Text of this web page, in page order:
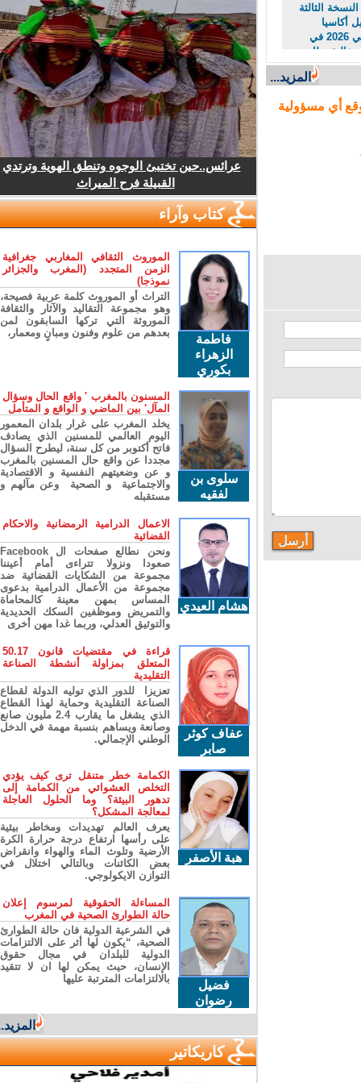
الثالثة
امسيصي 2026 في
بطابع
المزيد...
أي مسؤولية
عرائس..حين تختبئ الوجوه وتنطق الهوية وترتدي
القبيلة فرح الميراث
كتاب وآراء
فاطمة
الزهراء
بكوري
الموروث الثقافي المغاربي جغرافية
الزمن المتجدد (المغرب والجزائر
نموذجا)
التراث أو الموروث كلمة عربية فصيحة،
وهو مجموعة التقاليد والآثار والثقافة
الموروثة التي تركها السابقون لمن
بعدهم من علوم وفنون ومبانٍ ومعمار،
سلوى بن
لفقيه
المسنون بالمغرب ' واقع الحال وسؤال
المآل' بين الماضي و الواقع و المتأمل
يخلد المغرب على غرار بلدان المعمور
اليوم العالمي للمسنين الذي يصادف
فاتح أكتوبر من كل سنة، ليطرح السؤال
مجددا عن واقع حال المسنين بالمغرب
و عن وضعيتهم النفسية و الاقتصادية
والاجتماعية و الصحية وعن مآلهم و
مستقبله
هشام العيدي
الاعمال الدرامية الرمضانية والاحكام
القضائية
ونحن نطالع صفحات ال Facebook
صعودا ونزولا تتراءى أمام أعيننا
مجموعة من الشكايات القضائية ضد
مجموعة من الأعمال الدرامية بدعوى
المساس بمهن معينة كالمحاماة
والتمريض وموظفين السكك الحديدية
والتوثيق العدلي، وربما غدا مهن أخرى
عفاف كوثر
صابر
قراءة في مقتضيات قانون 50.17
المتعلق بمزاولة أنشطة الصناعة
التقليدية
تعزيزا للدور الذي توليه الدولة لقطاع
الصناعة التقليدية وحماية لهذا القطاع
الذي يشغل ما يقارب 2.4 مليون صانع
وصانعة ويساهم بنسبة مهمة في الدخل
الوطني الإجمالي.
هبة الأصفر
الكمامة خطر متنقل ترى كيف يؤدي
التخلص العشوائي من الكمامة إلى
تدهور البيئة؟ وما الحلول العاجلة
لمعالجة المشكل؟
يعرف العالم تهديدات ومخاطر بيئية
على رأسها ارتفاع درجة حرارة الكرة
الأرضية وتلوث الماء والهواء وانقراض
بعض الكائنات وبالتالي اختلال في
التوازن الايكولوجي.
فضيل
رضوان
المساءلة الحقوقية لمرسوم إعلان
حالة الطوارئ الصحية في المغرب
في الشرعية الدولية فان حالة الطوارئ
الصحية، “يكون لها أثر على الالتزامات
الدولية للبلدان في مجال حقوق
الإنسان، حيث يمكن لها ان لا تتقيد
بالالتزامات المترتبة عليها
المزيد...
كاريكاتير